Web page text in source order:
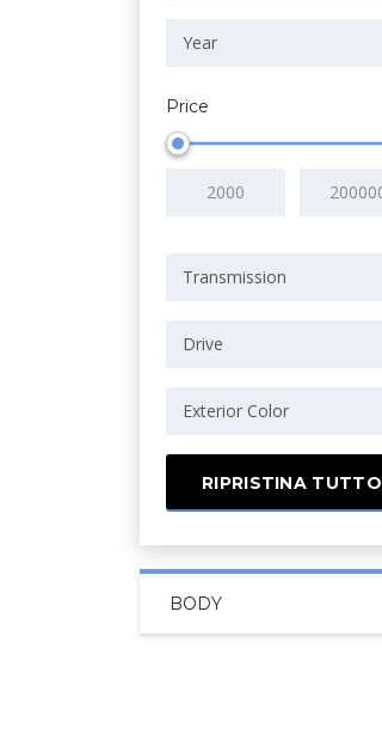
Year
Price
Transmission
Drive
Exterior Color
RIPRISTINA TUTTO
BODY